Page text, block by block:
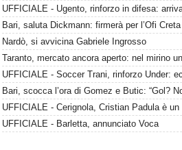
Bari, saluta Dickmann: firmerà per l’Ofi Creta
Nardò, si avvicina Gabriele Ingrosso
UFFICIALE - Barletta, annunciato Voca